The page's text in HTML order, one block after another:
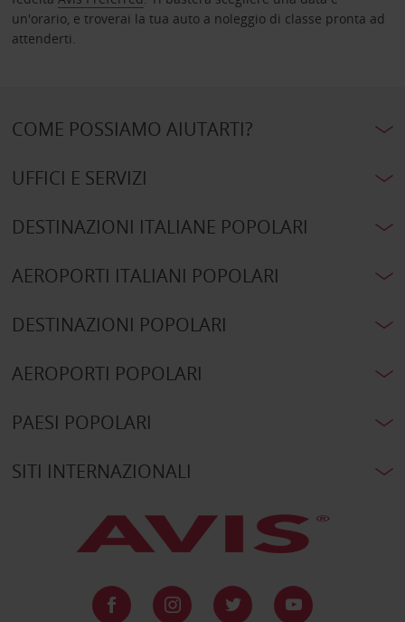
un'orario, e troverai la tua auto a noleggio di classe pronta ad
attenderti.
COME POSSIAMO AIUTARTI?
UFFICI E SERVIZI
DESTINAZIONI ITALIANE POPOLARI
AEROPORTI ITALIANI POPOLARI
DESTINAZIONI POPOLARI
AEROPORTI POPOLARI
PAESI POPOLARI
SITI INTERNAZIONALI